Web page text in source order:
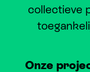
collectieve
Onze